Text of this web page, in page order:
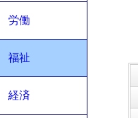
労働
福祉
経済